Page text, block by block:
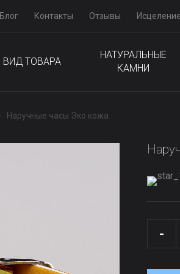
Блог Контакты Отзывы
ВИД ТОВАРА
НАТУРАЛЬНЫЕ
КАМНИ
Наручные часы Эко кожа
-